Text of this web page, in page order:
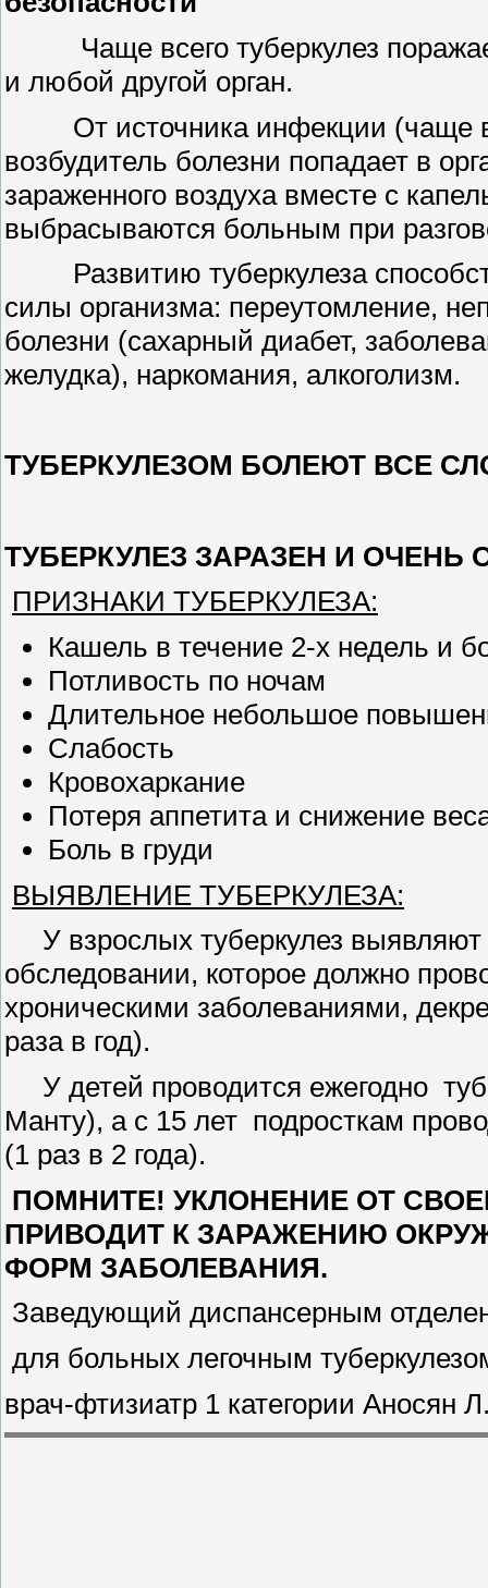
Чаще всего туберкулез
и любой другой орган.
От источника инфекции (чаще
возбудитель болезни попадает в
зараженного воздуха вместе с
выбрасываются больным при
Развитию туберкулеза
силы организма: переутомление,
болезни (сахарный диабет,
желудка), наркомания, алкоголизм.
ТУБЕРКУЛЕЗОМ БОЛЕЮТ ВСЕ
ТУБЕРКУЛЕЗ ЗАРАЗЕН И ОЧЕНЬ
ПРИЗНАКИ ТУБЕРКУЛЕЗА:
Кашель в течение 2-х недель и
Потливость по ночам
Длительное небольшое
Слабость
Кровохаркание
Потеря аппетита и снижение
Боль в груди
ВЫЯВЛЕНИЕ ТУБЕРКУЛЕЗА:
У взрослых туберкулез
обследовании, которое должно
хроническими заболеваниями,
раза в год).
У детей проводится ежегодно
Манту), а с 15 лет подросткам
(1 раз в 2 года).
ПОМНИТЕ! УКЛОНЕНИЕ ОТ
ПРИВОДИТ К ЗАРАЖЕНИЮ
ФОРМ ЗАБОЛЕВАНИЯ.
Заведующий диспансерным
для больных легочным
врач-фтизиатр 1 категории Аносян